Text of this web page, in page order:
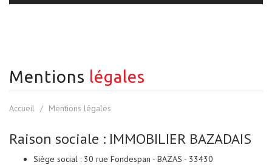
mentions légales
Accueil Mentions légales
Raison sociale : IMMOBILIER BAZADAIS
Siège social : 30 rue Fondespan - BAZAS - 33430